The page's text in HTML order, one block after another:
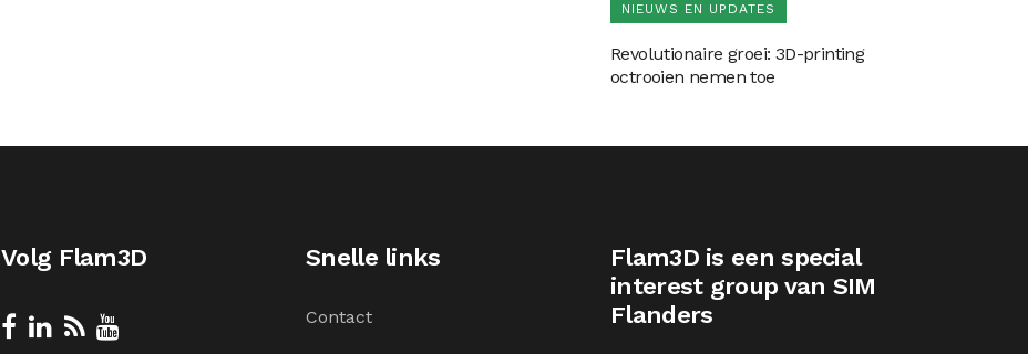
NIEUWS EN UPDATES
Revolutionaire groei: 3D-printing
octrooien nemen toe
Volg Flam3D Snelle links
Contact
Flam3D is een special
interest group van SIM
Flanders